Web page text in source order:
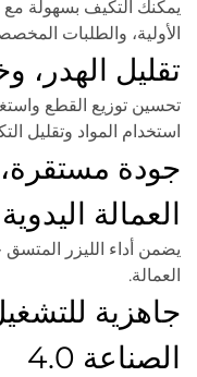
يمكنك التكيف بسهولة مع
الأولية، والطلبات
تقليل الهدر،
تحسين توزيع القطع
استخدام المواد وتقليل
جودة
العمالة اليدوية
يضمن أداء الليزر
العمالة.
جاهزية
الصناعة 4.0